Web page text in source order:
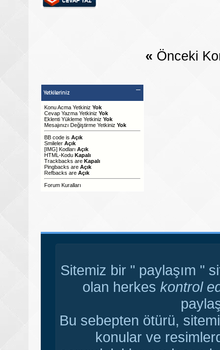
« Önceki
Yetkileriniz
Konu Acma Yetkiniz Yok
Cevap Yazma Yetkiniz Yok
Eklenti Yükleme Yetkiniz Yok
Mesajınızı Değiştirme Yetkiniz Yok
BB code is Açık
Smileler Açık
[IMG] Kodları Açık
HTML-Kodu Kapalı
Trackbacks are Kapalı
Pingbacks are Açık
Refbacks are Açık
Forum Kuralları
Sitemiz bir " paylaşım "
olan herkes kontrol
Bu sebepten ötürü,
konular ve